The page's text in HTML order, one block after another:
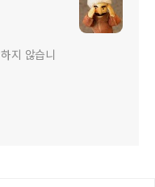
지 않습니